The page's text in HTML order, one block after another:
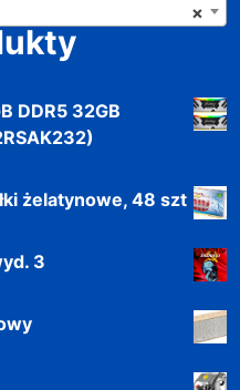
×
DDR5 32GB
żelatynowe, 48 szt
3